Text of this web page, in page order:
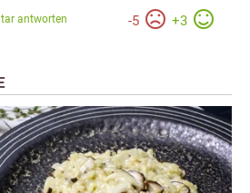
-5 +3
antworten